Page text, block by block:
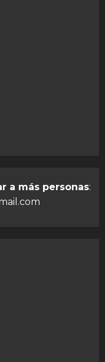
a más personas: